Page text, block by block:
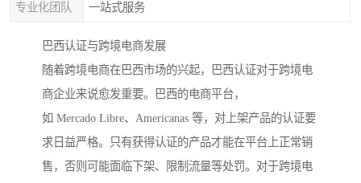
专业化团队 一站式服务
巴西认证与跨境电商发展
随着跨境电商在巴西市场的兴起，巴西认证对于跨境电
商企业来说愈发重要。巴西的电商平台，
如 Mercado Libre、Americanas 等，对上架产品的认证要
求日益严格。只有获得认证的产品才能在平台上正常销
售，否则可能面临下架、限制流量等处罚。对于跨境电